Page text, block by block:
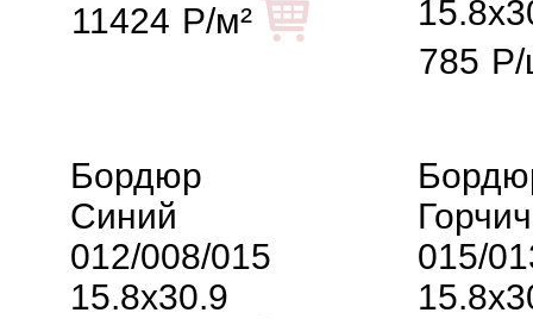
11424 Р/м²
785
Бордюр
Синий
012/008/015
15.8x30.9
015/